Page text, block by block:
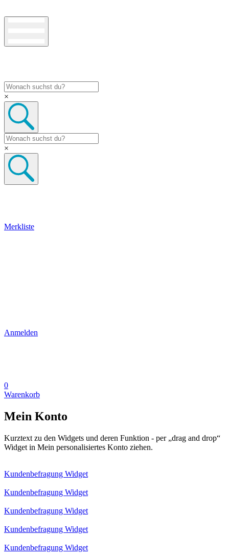
×
×
Merkliste
Anmelden
0
Warenkorb
Mein Konto
Kurztext zu den Widgets und deren Funktion - per „drag and drop“
Widget in Mein personalisiertes Konto ziehen.
Kundenbefragung Widget
Kundenbefragung Widget
Kundenbefragung Widget
Kundenbefragung Widget
Kundenbefragung Widget